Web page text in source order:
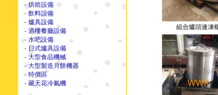
- 烘焙設備
- 飲料設備
- 爐具設備
- 酒樓餐廳設備
- 水吧設備
- 日式爐具設備
- 大型食品機械
- 大型製造月餅機器
- 特價區
- 藏天花冷氣機
組合爐頭連凍